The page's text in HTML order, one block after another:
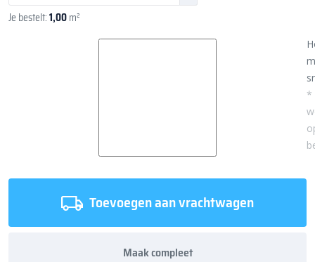
Je bestelt:1,00m²
*
Toevoegen aan vrachtwagen
Maak compleet